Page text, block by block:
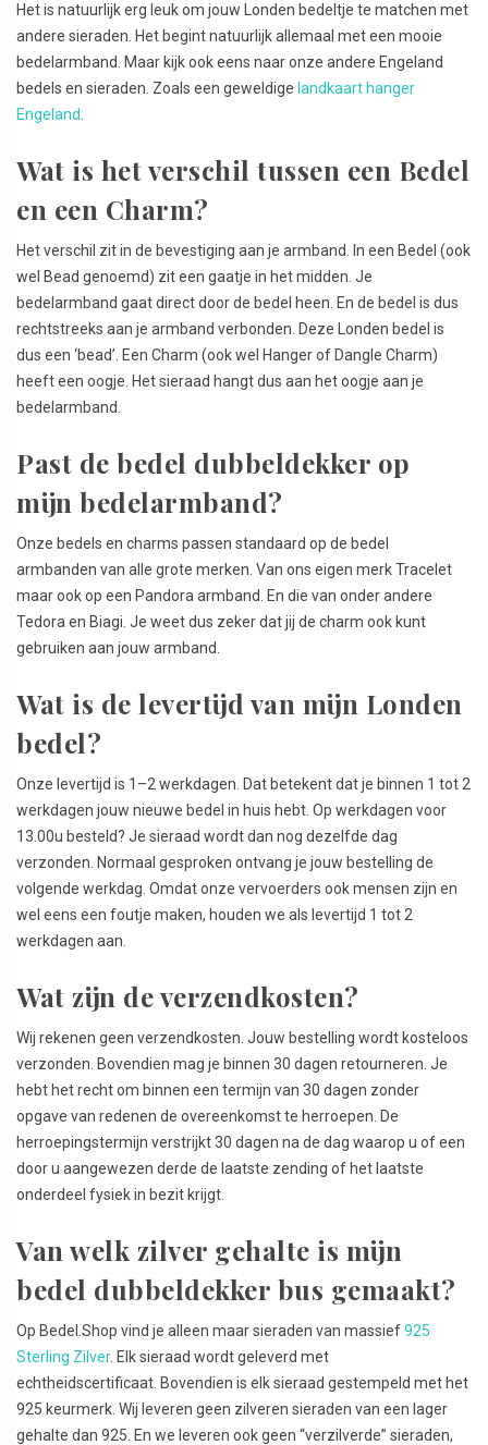
Het is natuurlijk erg leuk om jouw Londen bedeltje te matchen met
andere sieraden. Het begint natuurlijk allemaal met een mooie
bedelarmband. Maar kijk ook eens naar onze andere Engeland
bedels en sieraden. Zoals een geweldige landkaart hanger
Engeland
Wat is het verschil tussen een Bedel
en een Charm?
Het verschil zit in de bevestiging aan je armband. In een Bedel (ook
wel Bead genoemd) zit een gaatje in het midden. Je
bedelarmband gaat direct door de bedel heen. En de bedel is dus
rechtstreeks aan je armband verbonden. Deze Londen bedel is
dus een ‘bead’. Een Charm (ook wel Hanger of Dangle Charm)
heeft een oogje. Het sieraad hangt dus aan het oogje aan je
bedelarmband.
Past de bedel dubbeldekker op
mijn bedelarmband?
Onze bedels en charms passen standaard op de bedel
armbanden van alle grote merken. Van ons eigen merk Tracelet
maar ook op een Pandora armband. En die van onder andere
Tedora en Biagi. Je weet dus zeker dat jij de charm ook kunt
gebruiken aan jouw armband.
Wat is de levertijd van mijn Londen
bedel?
Onze levertijd is 1–2 werkdagen. Dat betekent dat je binnen 1 tot 2
werkdagen jouw nieuwe bedel in huis hebt. Op werkdagen voor
13.00u besteld? Je sieraad wordt dan nog dezelfde dag
verzonden. Normaal gesproken ontvang je jouw bestelling de
volgende werkdag. Omdat onze vervoerders ook mensen zijn en
wel eens een foutje maken, houden we als levertijd 1 tot 2
werkdagen aan.
Wat zijn de verzendkosten?
Wij rekenen geen verzendkosten. Jouw bestelling wordt kosteloos
verzonden. Bovendien mag je binnen 30 dagen retourneren. Je
hebt het recht om binnen een termijn van 30 dagen zonder
opgave van redenen de overeenkomst te herroepen. De
herroepingstermijn verstrijkt 30 dagen na de dag waarop u of een
door u aangewezen derde de laatste zending of het laatste
onderdeel fysiek in bezit krijgt.
Van welk zilver gehalte is mijn
bedel dubbeldekker bus gemaakt?
Op Bedel.Shop vind je alleen maar sieraden van massief925
Sterling Zilver. Elk sieraad wordt geleverd met
echtheidscertificaat. Bovendien is elk sieraad gestempeld met het
925 keurmerk. Wij leveren geen zilveren sieraden van een lager
gehalte dan 925. En we leveren ook geen “verzilverde” sieraden,